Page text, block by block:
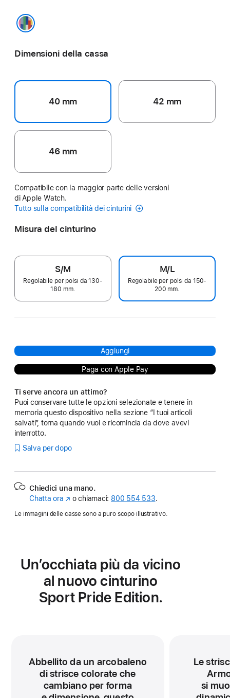
Dimensioni della cassa
40 mm 42 mm
46 mm
Compatibile con la maggior parte delle versioni
di Apple Watch.
Tutto sulla compatibilità dei cinturini
Misura del cinturino
S/M
Regolabile per polsi da 130-
180 mm.
M/L
Regolabile per polsi da 150-
200 mm.
Aggiungi
Paga con Apple Pay
Ti serve ancora un attimo?
Puoi conservare tutte le opzioni selezionate e tenere in
memoria questo dispositivo nella sezione “I tuoi articoli
salvati”, torna quando vuoi e ricomincia da dove avevi
interrotto.
Salva per dopo
Chiedici una mano.
Chatta ora (Si o chiamaci: 800 554 533.
Le immagini delle casse sono a puro scopo illustrativo.
Un’occhiata più da vicino
al nuovo cinturino
Sport Pride Edition.
Abbellito da un arcobaleno
di strisce colorate che
cambiano per forma
Le
si